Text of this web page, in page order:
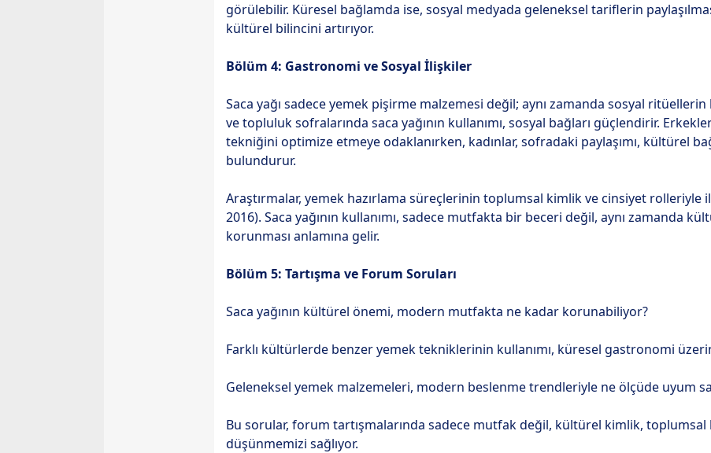
görülebilir. Küresel bağlamda ise, sosyal medyada geleneksel tariflerin
kültürel bilincini artırıyor.
Bölüm 4: Gastronomi ve Sosyal İlişkiler
Saca yağı sadece yemek pişirme malzemesi değil; aynı zamanda sosyal
ve topluluk sofralarında saca yağının kullanımı, sosyal bağları güçlendirir.
tekniğini optimize etmeye odaklanırken, kadınlar, sofradaki paylaşımı, kültürel
bulundurur.
Araştırmalar, yemek hazırlama süreçlerinin toplumsal kimlik ve cinsiyet
2016). Saca yağının kullanımı, sadece mutfakta bir beceri değil, aynı zamanda
korunması anlamına gelir.
Bölüm 5: Tartışma ve Forum Soruları
Saca yağının kültürel önemi, modern mutfakta ne kadar korunabiliyor?
Farklı kültürlerde benzer yemek tekniklerinin kullanımı, küresel gastronomi
Geleneksel yemek malzemeleri, modern beslenme trendleriyle ne ölçüde uyum
Bu sorular, forum tartışmalarında sadece mutfak değil, kültürel kimlik,
düşünmemizi sağlıyor.